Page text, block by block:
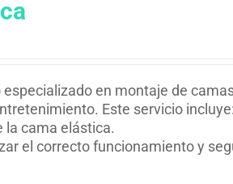
en montaje de
Este servicio incluye:
la cama elástica.
el correcto funcionamiento y